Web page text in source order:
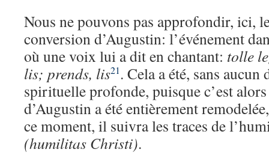
Nous ne pouvons pas approfondir, ici,
conversion d’Augustin: l’événement
où une voix lui a dit en chantant: tolle
lis; prends, lis21 . Cela a été, sans
spirituelle profonde, puisque c’est
d’Augustin a été entièrement
ce moment, il suivra les traces de
(humilitas Christi).